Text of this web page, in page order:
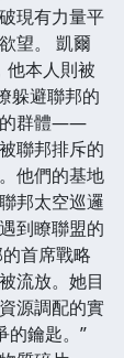
現有力量平
望。 凱爾
他本人則被
躲避聯邦的
的群體——
聯邦排斥的
他們的基地
邦太空巡邏
到瞭聯盟的
首席戰略
流放。她目
源調配的實
的鑰匙。”